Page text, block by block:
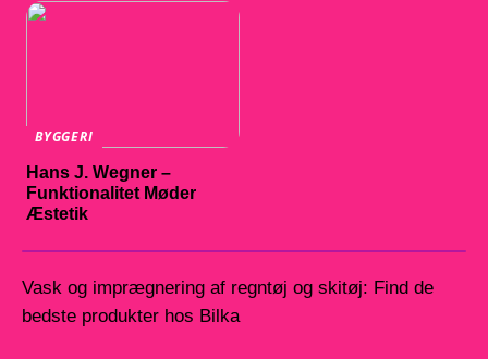
BYGGERI
Hans J. Wegner –
Funktionalitet Møder
Æstetik
Vask og imprægnering af regntøj og skitøj: Find de
bedste produkter hos Bilka